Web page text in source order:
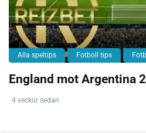
Alla speltips Fotboll tips
England mot Argentina
4 veckor sedan